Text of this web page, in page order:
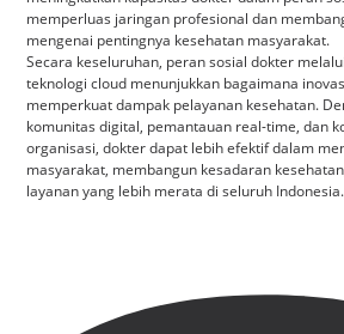
memperluas jaringan profesional dan
mengenai pentingnya kesehatan masyarakat.
Secara keseluruhan, peran sosial dokter
teknologi cloud menunjukkan bagaimana
memperkuat dampak pelayanan kesehatan.
komunitas digital, pemantauan real-time, dan
organisasi, dokter dapat lebih efektif dalam
masyarakat, membangun kesadaran
layanan yang lebih merata di seluruh Indonesia.